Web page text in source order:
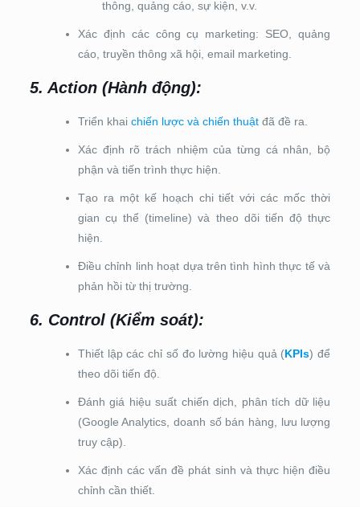
thông, quảng cáo, sự kiện, v.v.
Xác định các công cụ marketing: SEO, quảng
cáo, truyền thông xã hội, email marketing.
5. Action (Hành động):
Triển khai chiến lược và chiến thuậtđã đề ra.
Xác định rõ trách nhiệm của từng cá nhân, bộ
phận và tiến trình thực hiện.
Tạo ra một kế hoạch chi tiết với các mốc thời
gian cụ thể (timeline) và theo dõi tiến độ thực
hiện.
Điều chỉnh linh hoạt dựa trên tình hình thực tế và
phản hồi từ thị trường.
6. Control (Kiểm soát):
Thiết lập các chỉ số đo lường hiệu quả (KPIs) để
theo dõi tiến độ.
Đánh giá hiệu suất chiến dịch, phân tích dữ liệu
(Google Analytics, doanh số bán hàng, lưu lượng
truy cập).
Xác định các vấn đề phát sinh và thực hiện điều
chỉnh cần thiết.